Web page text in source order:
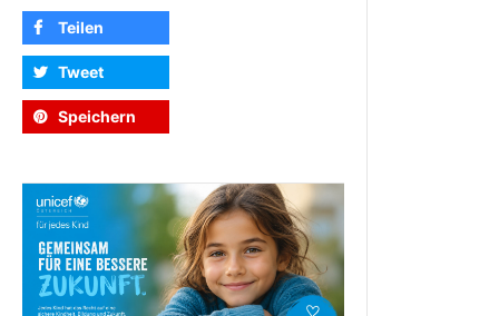
Teilen
Tweet
Speichern